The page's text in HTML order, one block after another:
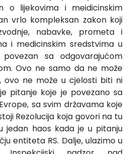
o lijekovima i meidicinskim
vrlo kompleksan zakon koji
nabavke, prometa i
i medicinskim sredstvima u
sa odgovarajućom
Ovo ne samo da ne može
ovo ne može u cjelosti biti ni
pitanje koje je povezano sa
sa svim državama koje
Rezolucija koja govori na tu
jedan haos kada je u pitanju
entiteta RS. Dalje, ulazimo u